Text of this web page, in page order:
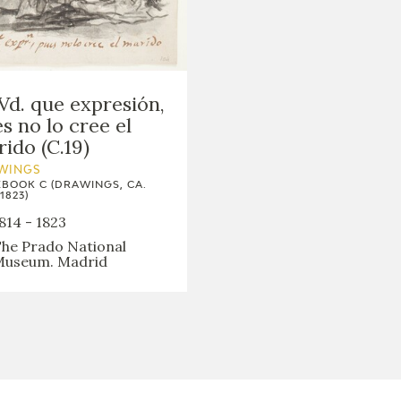
GOYA
que expresión,
no lo cree el
(C.19)
C (DRAWINGS, CA.
- 1823
Prado National
Madrid